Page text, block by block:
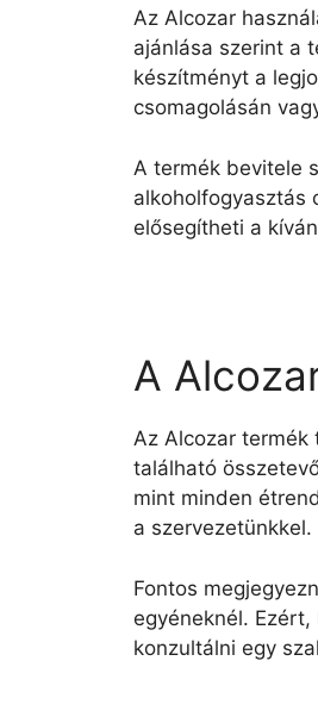
Az Alcozar
ajánlása szerint a
készítményt a
csomagolásán
A termék bevitele
alkoholfogyasztás
elősegítheti a
A
Az Alcozar termék
található
mint minden
a szervezetünkkel.
Fontos
egyéneknél.
konzultálni egy